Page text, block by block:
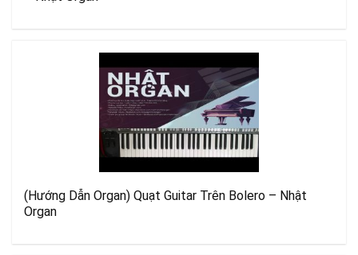
(Hướng Dẫn Organ) Quạt Guitar Trên Bolero – Nhật
Organ